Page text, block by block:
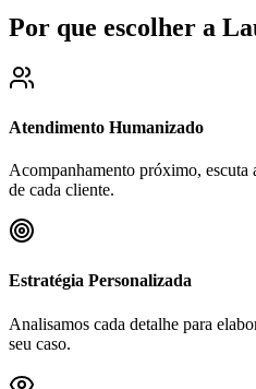
Por que escolher a
Atendimento Humanizado
Acompanhamento próximo, escuta
de cada cliente.
Estratégia Personalizada
Analisamos cada detalhe para
seu caso.